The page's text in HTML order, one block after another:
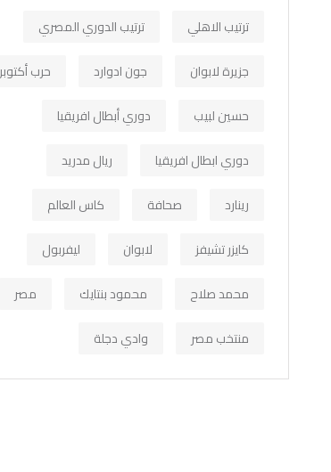
ترتيب الاهلي
ترتيب الدوري المصري
جزيرة لابوان
جون ادوارد
حرب أكتوبر
حسين لبيب
دوري أبطال افريقيا
دوري ابطال افريقيا
ريال مدريد
رينارد
صحافة
كاس العالم
كايزر تشيفز
لابوان
ليفربول
محمد صلاح
محمود بنتايك
مصر
منتخب مصر
وادي دجلة